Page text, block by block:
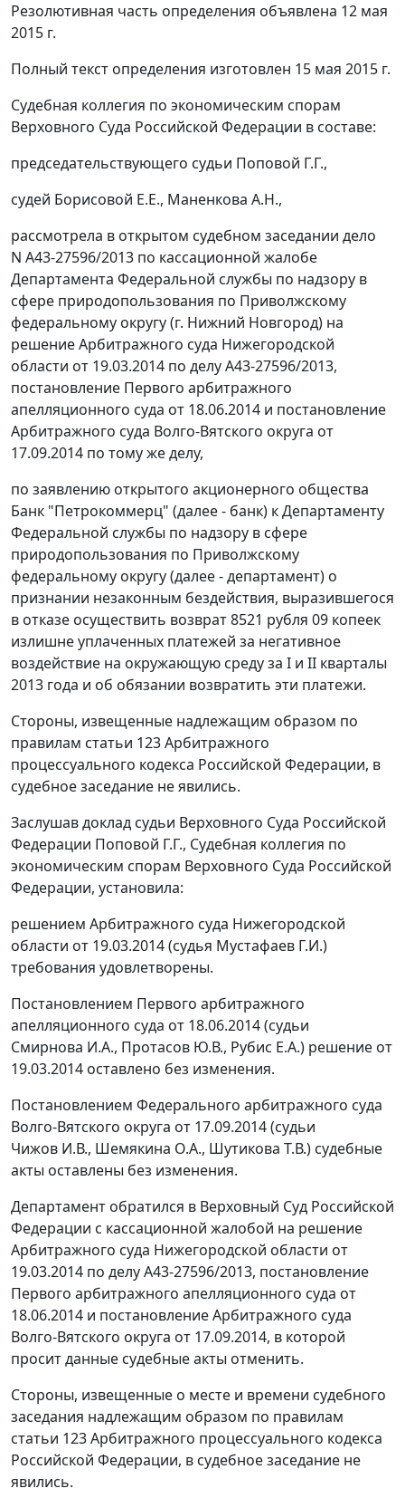
Резолютивная часть определения объявлена 12 мая
2015 г.
Полный текст определения изготовлен 15 мая 2015 г.
Судебная коллегия по экономическим спорам
Верховного Суда Российской Федерации в составе:
председательствующего судьи Поповой Г.Г.,
судей Борисовой Е.Е., Маненкова А.Н.,
рассмотрела в открытом судебном заседании дело
N А43-27596/2013 по кассационной жалобе
Департамента Федеральной службы по надзору в
сфере природопользования по Приволжскому
федеральному округу (г. Нижний Новгород) на
решение Арбитражного суда Нижегородской
области от 19.03.2014 по делу А43-27596/2013,
постановление Первого арбитражного
апелляционного суда от 18.06.2014 и постановление
Арбитражного суда Волго-Вятского округа от
17.09.2014 по тому же делу,
по заявлению открытого акционерного общества
Банк "Петрокоммерц" (далее - банк) к Департаменту
Федеральной службы по надзору в сфере
природопользования по Приволжскому
федеральному округу (далее - департамент) о
признании незаконным бездействия, выразившегося
в отказе осуществить возврат 8521 рубля 09 копеек
излишне уплаченных платежей за негативное
воздействие на окружающую среду за I и II кварталы
2013 года и об обязании возвратить эти платежи.
Стороны, извещенные надлежащим образом по
правилам статьи 123 Арбитражного
процессуального кодекса Российской Федерации, в
судебное заседание не явились.
Заслушав доклад судьи Верховного Суда Российской
Федерации Поповой Г.Г., Судебная коллегия по
экономическим спорам Верховного Суда Российской
Федерации, установила:
решением Арбитражного суда Нижегородской
области от 19.03.2014 (судья Мустафаев Г.И.)
требования удовлетворены.
Постановлением Первого арбитражного
апелляционного суда от 18.06.2014 (судьи
Смирнова И.А., Протасов Ю.В., Рубис Е.А.) решение от
19.03.2014 оставлено без изменения.
Постановлением Федерального арбитражного суда
Волго-Вятского округа от 17.09.2014 (судьи
Чижов И.В., Шемякина О.А., Шутикова Т.В.) судебные
акты оставлены без изменения.
Департамент обратился в Верховный Суд Российской
Федерации с кассационной жалобой на решение
Арбитражного суда Нижегородской области от
19.03.2014 по делу А43-27596/2013, постановление
Первого арбитражного апелляционного суда от
18.06.2014 и постановление Арбитражного суда
Волго-Вятского округа от 17.09.2014, в которой
просит данные судебные акты отменить.
Стороны, извещенные о месте и времени судебного
заседания надлежащим образом по правилам
статьи 123 Арбитражного процессуального кодекса
Российской Федерации, в судебное заседание не
явились.